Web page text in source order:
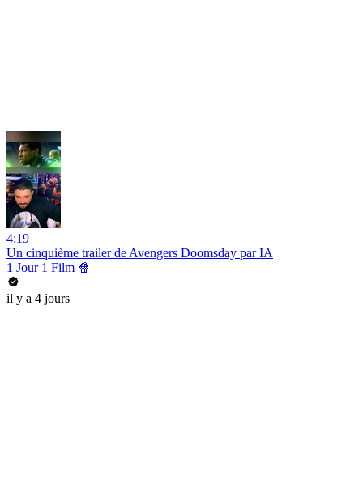
4:19
Un cinquième trailer de Avengers Doomsday par IA
1 Jour 1 Film 🍿
il y a 4 jours